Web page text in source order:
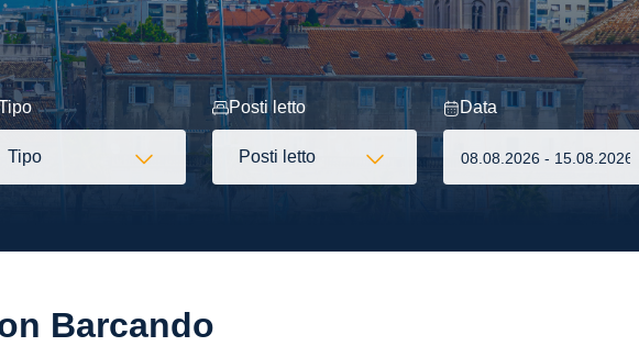
Tipo
Posti letto
Posti letto
Data
Barcando